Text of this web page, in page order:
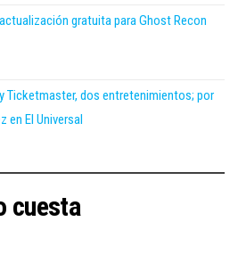
gratuita para Ghost Recon
Ticketmaster, dos entretenimientos; por
en El Universal
cuesta